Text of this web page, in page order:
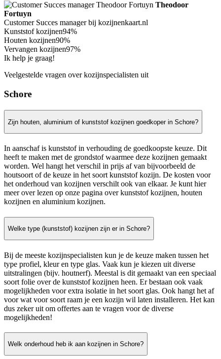
Theodoor
Fortuyn
Customer Succes manager bij kozijnenkaart.nl
Kunststof kozijnen94%
Houten kozijnen90%
Vervangen kozijnen97%
Ik help je graag!
Veelgestelde vragen over kozijnspecialisten uit
Schore
Zijn houten, aluminium of kunststof kozijnen goedkoper in Schore?
In aanschaf is kunststof in verhouding de goedkoopste keuze. Dit
heeft te maken met de grondstof waarmee deze kozijnen gemaakt
worden. Wel hangt het verschil in prijs af van bijvoorbeeld de
houtsoort of de keuze in het soort kunststof kozijn. De kosten voor
het onderhoud van kozijnen verschilt ook van elkaar. Je kunt hier
meer over lezen op onze pagina over kunststof kozijnen, houten
kozijnen en aluminium kozijnen.
Welke type (kunststof) kozijnen zijn er in Schore?
Bij de meeste kozijnspecialisten kun je de keuze maken tussen het
type profiel, kleur en type glas. Vaak kun je kiezen uit diverse
uitstralingen (bijv. houtnerf). Meestal is dit gemaakt van een speciaal
soort folie over de kunststof kozijnen heen. Er bestaan ook vaak
mogelijkheden voor extra isolatie in het soort glas. Ook hangt het af
voor wat voor soort raam je een kozijn wil laten installeren. Het kan
dus zeker uit om offertes aan te vragen voor de diverse
mogelijkheden!
Welk onderhoud heb ik aan kozijnen in Schore?